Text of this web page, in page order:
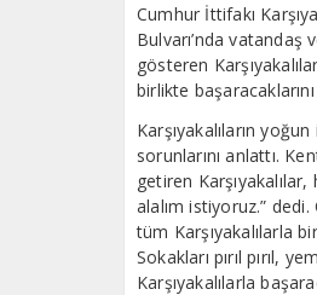
Cumhur İttifakı
Bulvarı’nda
gösteren
birlikte
Karşıyakalıların
sorunlarını anlattı.
getiren
alalım istiyoruz.” dedi.
tüm Karşıyakalılarla
Sokakları pırıl pırıl,
Karşıyakalılarla